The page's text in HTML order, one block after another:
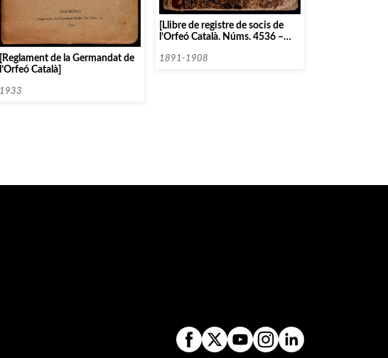
[Reglament de la Germandat de
l’Orfeó Català]
1933
[Llibre de registre de socis de
l’Orfeó Català. Núms. 4536 –
1891-1908